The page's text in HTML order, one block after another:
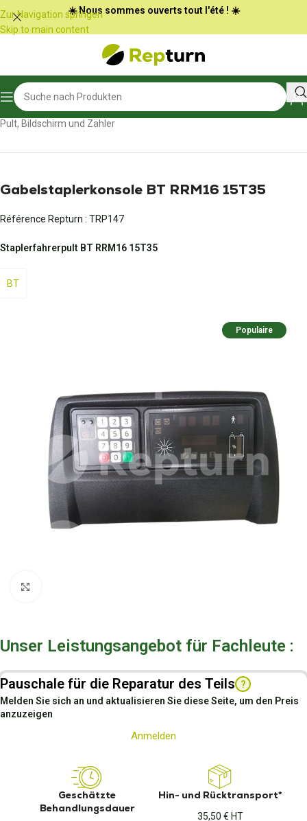
Cookie-Einstellungen
Zur Navigation springen
Skip to main content
☀️ Nous sommes ouverts tout l'été ! ☀️
Start/Öffentliche Arbeiten und Materialtransport
Pult, Bildschirm und Zähler
Gabelstaplerkonsole BT RRM16 15T35
Référence Repturn : TRP147
Staplerfahrerpult BT RRM16 15T35
BT
Populaire
Unser Leistungsangebot für Fachleute :
Pauschale für die Reparatur des Teils ?
Melden Sie sich an und aktualisieren Sie diese Seite, um den Preis
anzuzeigen
Anmelden
Geschätzte
Behandlungsdauer
Hin- und Rücktransport*
35,50 € HT